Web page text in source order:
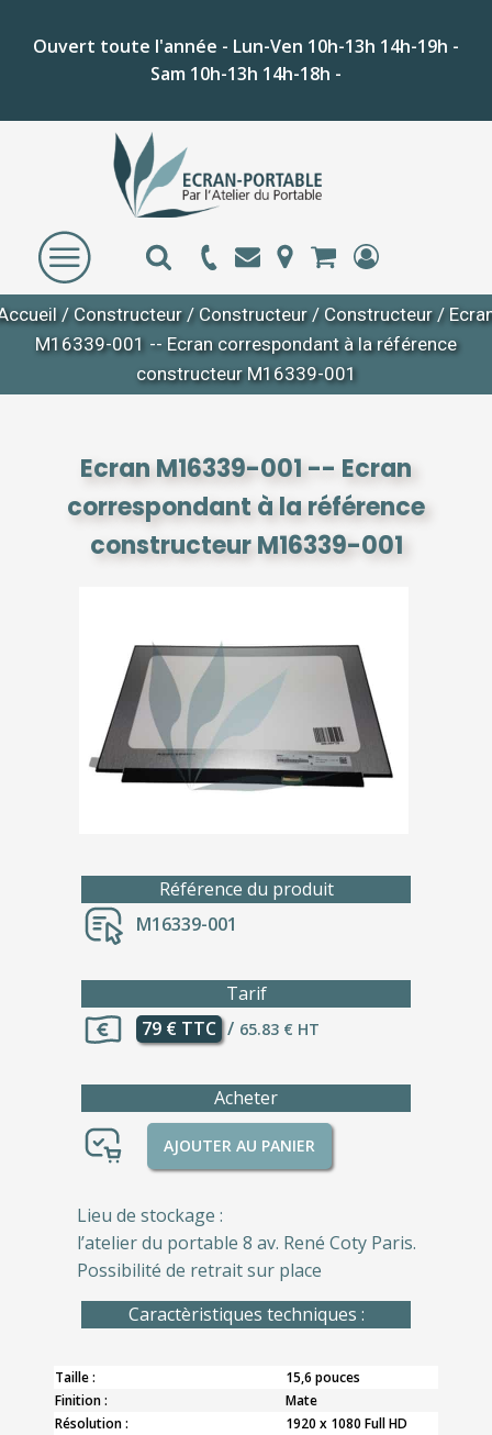
Ouvert toute l'année - Lun-Ven 10h-13h 14h-19h -
Sam 10h-13h 14h-18h -
/ Constructeur / Constructeur / Constructeur /
M16339-001 -- Ecran correspondant à la référence
constructeur M16339-001
Ecran M16339-001 -- Ecran
correspondant à la référence
constructeur M16339-001
Référence du produit
M16339-001
Tarif
79 € TTC / 65.83 € HT
Acheter
AJOUTER AU PANIER
Lieu de stockage :
l’atelier du portable 8 av. René Coty Paris.
Possibilité de retrait sur place
Caractèristiques techniques :
Taille :
15,6 pouces
Finition :
Mate
Résolution :
1920 x 1080 Full HD